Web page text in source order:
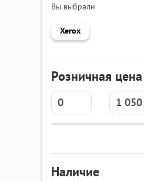
Вы выбрали
Xerox
Розничная цена
Наличие